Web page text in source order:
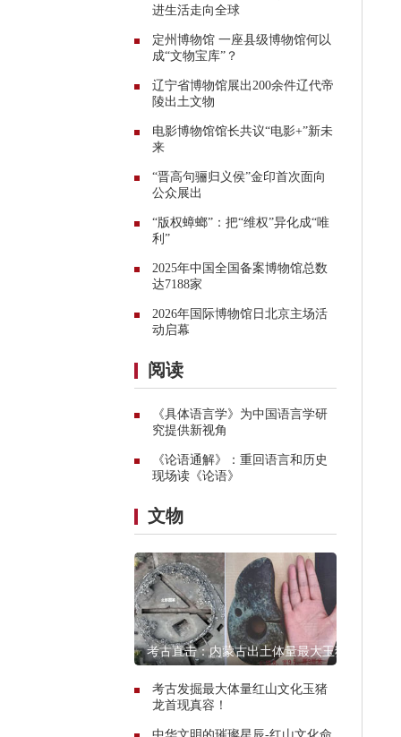
进生活走向全球
定州博物馆 一座县级博物馆何以
成“文物宝库”？
辽宁省博物馆展出200余件辽代帝
陵出土文物
电影博物馆馆长共议“电影+”新未
来
“晋高句骊归义侯”金印首次面向
公众展出
“版权蟑螂”：把“维权”异化成“唯
利”
2025年中国全国备案博物馆总数
达7188家
2026年国际博物馆日北京主场活
动启幕
阅读
《具体语言学》为中国语言学研
究提供新视角
《论语通解》：重回语言和历史
现场读《论语》
文物
考古直击：内蒙古出土体量最大玉猪
考古发掘最大体量红山文化玉猪
龙首现真容！